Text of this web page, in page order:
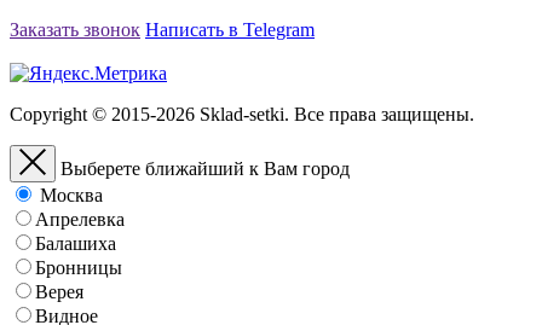
Заказать звонок Написать в Telegram
Copyright © 2015-2026 Sklad-setki. Все права защищены.
Выберете ближайший к Вам город
Москва
Апрелевка
Балашиха
Бронницы
Верея
Видное